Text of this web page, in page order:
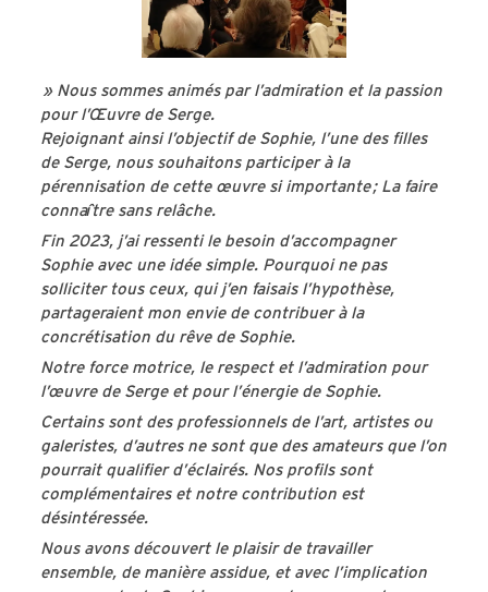
» Nous sommes animés par l’admiration et la passion
pour l’Œuvre de Serge.
Rejoignant ainsi l’objectif de Sophie, l’une des filles
de Serge, nous souhaitons participer à la
pérennisation de cette œuvre si importante ; La faire
connaître sans relâche.
Fin 2023, j’ai ressenti le besoin d’accompagner
Sophie avec une idée simple. Pourquoi ne pas
solliciter tous ceux, qui j’en faisais l’hypothèse,
partageraient mon envie de contribuer à la
concrétisation du rêve de Sophie.
Notre force motrice, le respect et l’admiration pour
l’œuvre de Serge et pour l’énergie de Sophie.
Certains sont des professionnels de l’art, artistes ou
galeristes, d’autres ne sont que des amateurs que l’on
pourrait qualifier d’éclairés. Nos profils sont
complémentaires et notre contribution est
désintéressée.
Nous avons découvert le plaisir de travailler
ensemble, de manière assidue, et avec l’implication